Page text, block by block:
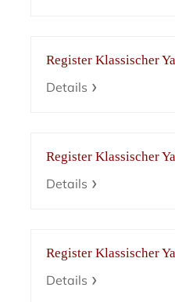
Register Klassischer
Details
Register Klassischer
Details
Register Klassischer
Details